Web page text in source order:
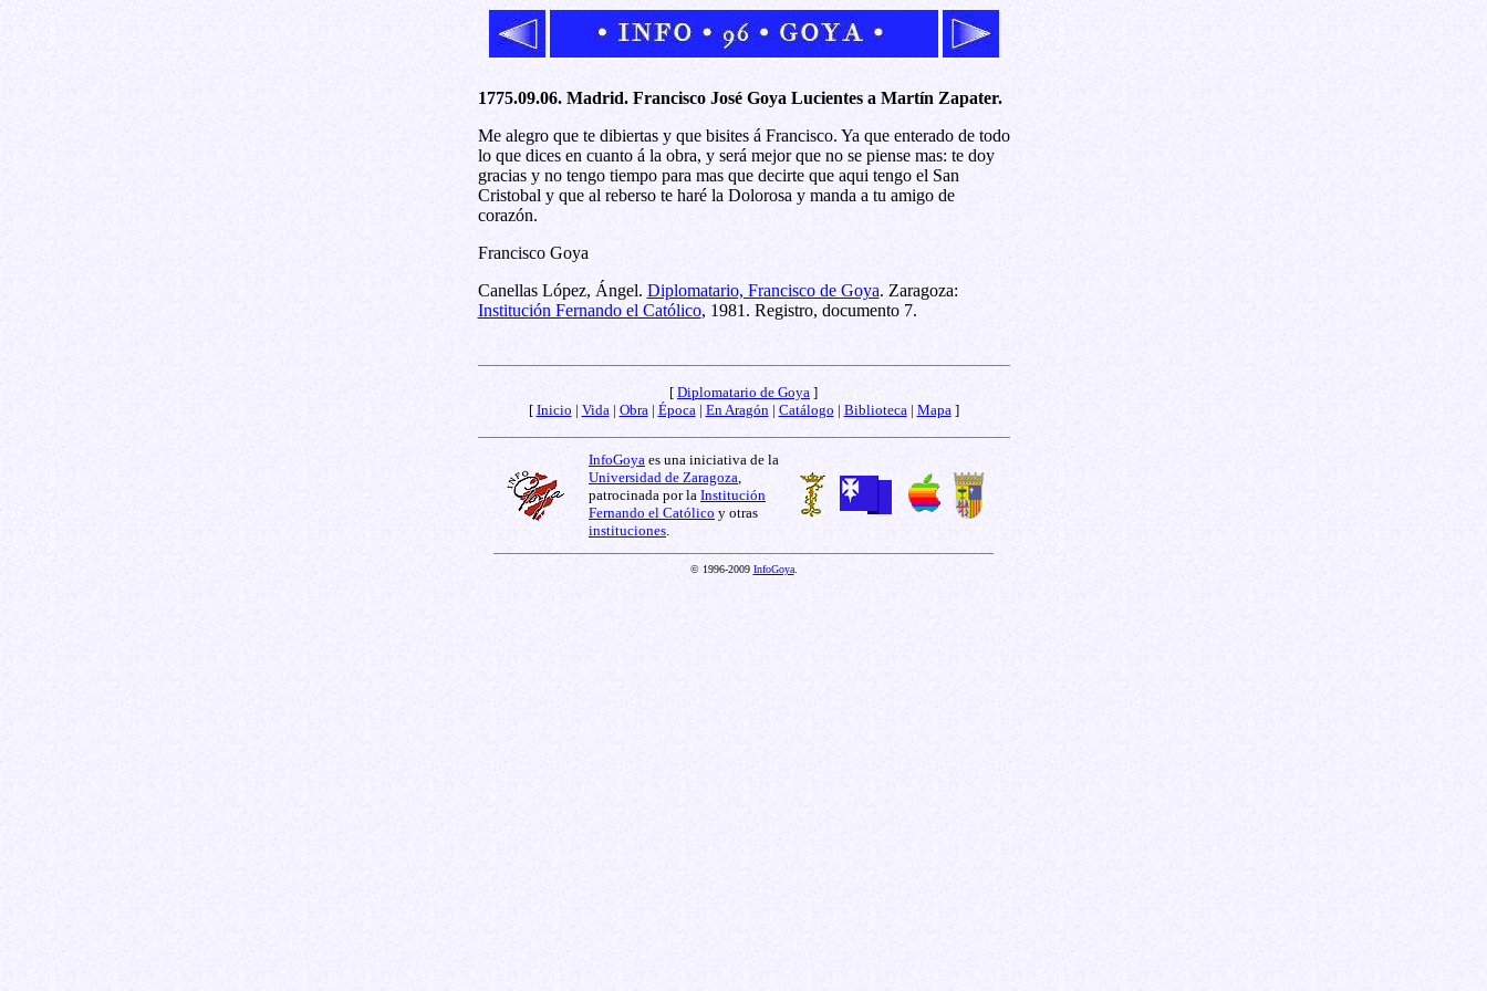
1775.09.06. Madrid. Francisco José Goya Lucientes a Martín Zapater.
Me alegro que te dibiertas y que bisites á Francisco. Ya que enterado de todo
lo que dices en cuanto á la obra, y será mejor que no se piense mas: te doy
gracias y no tengo tiempo para mas que decirte que aqui tengo el San
Cristobal y que al reberso te haré la Dolorosa y manda a tu amigo de
corazón.
Francisco Goya
Canellas López, Ángel. Diplomatario, Francisco de Goya. Zaragoza:
Institución Fernando el Católico, 1981. Registro, documento 7.
[ Diplomatario de Goya ]
[ Inicio | Vida | Obra | Época | En Aragón | Catálogo | Biblioteca | Mapa ]
InfoGoya es una iniciativa de la
Universidad de Zaragoza
patrocinada por la Institución
Fernando el Católico y otras
instituciones
© 1996-2009 InfoGoya.